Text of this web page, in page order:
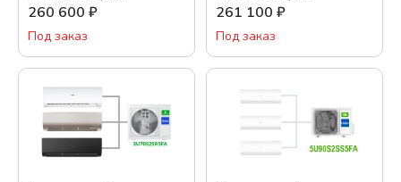
260 600 ₽
Под заказ
261 100 ₽
Под заказ